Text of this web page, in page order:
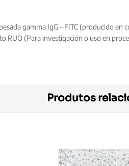
gamma IgG – FITC (producido
RUO (Para investigación o uso en
Produtos